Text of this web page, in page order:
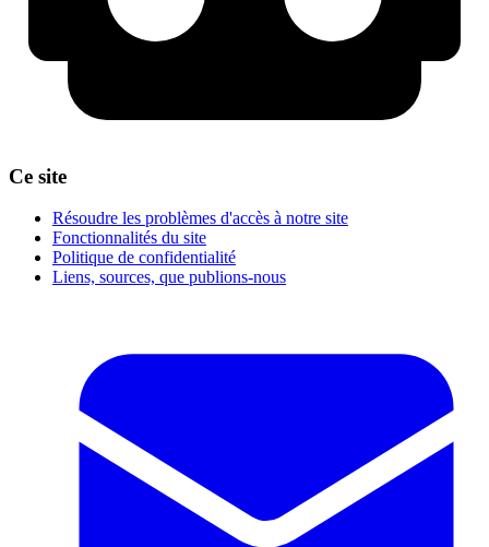
Ce site
Résoudre les problèmes d'accès à notre site
Fonctionnalités du site
Politique de confidentialité
Liens, sources, que publions-nous